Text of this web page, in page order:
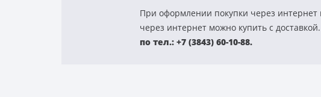
При оформлении покупки через интернет
через интернет можно купить с
по тел.: +7 (3843) 60-10-88.